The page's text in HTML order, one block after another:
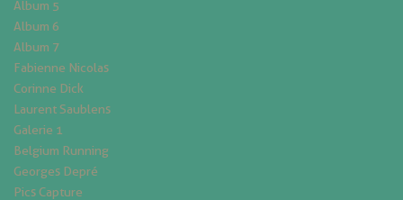
Album 5
Album 6
Album 7
Fabienne Nicolas
Corinne Dick
Laurent Saublens
Galerie 1
Belgium Running
Georges Depré
Pics Capture